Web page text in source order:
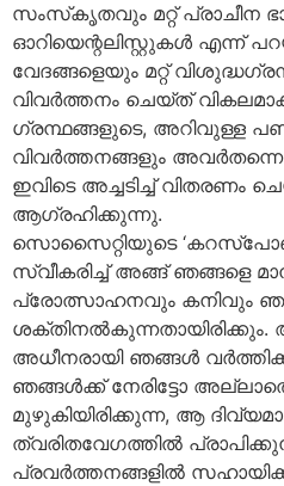
സംസ്‌കൃതവും മറ്റ് പ്രാചീന
ഓറിയെന്റലിസ്റ്റുകള്‍ എന്ന്
വേദങ്ങളെയും മറ്റ്
വിവര്‍ത്തനം ചെയ്ത്
ഗ്രന്ഥങ്ങളുടെ, അറിവുള്ള
വിവര്‍ത്തനങ്ങളും
ഇവിടെ അച്ചടിച്ച്
ആഗ്രഹിക്കുന്നു.
സൊസൈറ്റിയുടെ
സ്വീകരിച്ച് അങ്ങ് ഞങ്ങളെ
പ്രോത്സാഹനവും കനിവും
ശക്തിനല്‍കുന്നതായിരിക്കും.
അധീനരായി ഞങ്ങള്‍
ഞങ്ങള്‍ക്ക് നേരിട്ടോ
മുഴുകിയിരിക്കുന്ന, ആ
ത്വരിതവേഗത്തില്‍
പ്രവര്‍ത്തനങ്ങളില്‍